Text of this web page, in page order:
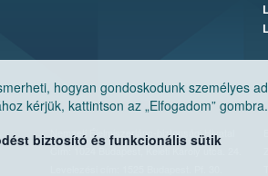
hogyan gondoskodunk személyes
kérjük, kattintson az „Elfogadom” gombra.
biztosító és funkcionális sütik
Nemzeti Élelmiszerlánc-biztonsági Hivatal